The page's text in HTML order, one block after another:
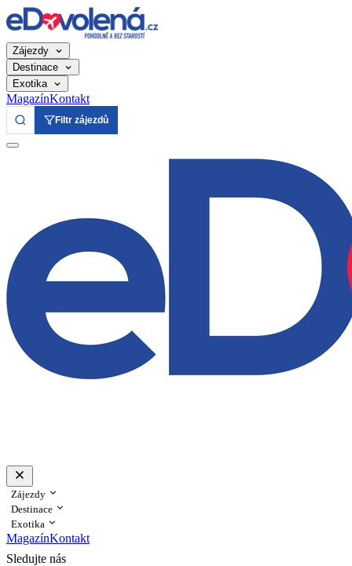
Zájezdy
Destinace
Exotika
MagazínKontakt
Filtr zájezdů
Zájezdy
Destinace
Exotika
MagazínKontakt
Sledujte nás